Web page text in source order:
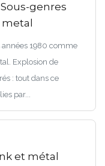
genres
années 1980 comme
Explosion de
: tout dans ce
par...
et métal